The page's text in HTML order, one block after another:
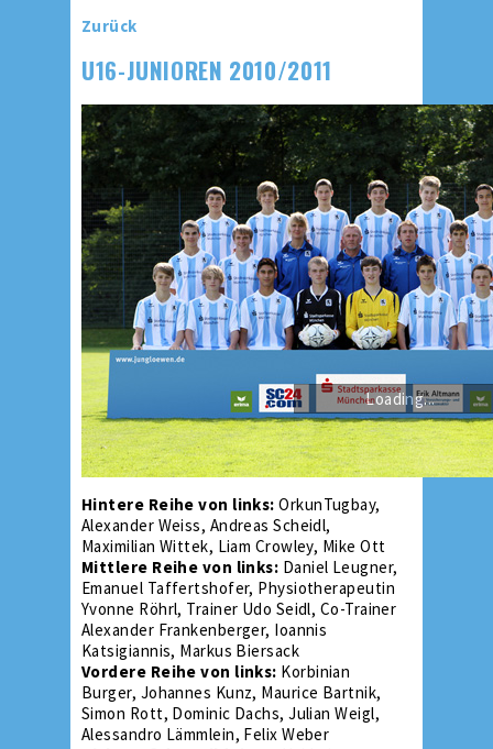
Zurück
U16-JUNIOREN 2010/2011
Loading...
Hintere Reihe von links:OrkunTugbay,
Alexander Weiss, Andreas Scheidl,
Maximilian Wittek, Liam Crowley, Mike Ott
Mittlere Reihe von links: Daniel Leugner,
Emanuel Taffertshofer, Physiotherapeutin
Yvonne Röhrl, Trainer Udo Seidl, Co-Trainer
Alexander Frankenberger, Ioannis
Katsigiannis, Markus Biersack
Vordere Reihe von links: Korbinian
Burger, Johannes Kunz, Maurice Bartnik,
Simon Rott, Dominic Dachs, Julian Weigl,
Alessandro Lämmlein, Felix Weber